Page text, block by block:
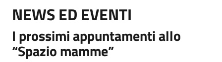
NEWS ED EVENTI
I prossimi appuntamenti allo
“Spazio mamme”